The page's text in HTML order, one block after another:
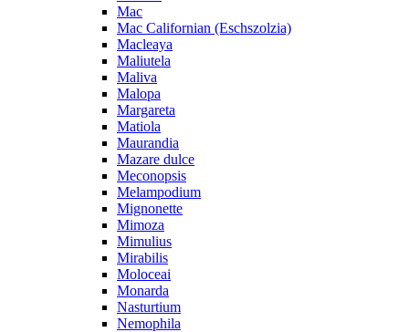
Mac
Mac Californian (Eschszolzia)
Macleaya
Maliutela
Maliva
Malopa
Margareta
Matiola
Maurandia
Mazare dulce
Meconopsis
Melampodium
Mignonette
Mimoza
Mimulius
Mirabilis
Moloceai
Monarda
Nasturtium
Nemophila